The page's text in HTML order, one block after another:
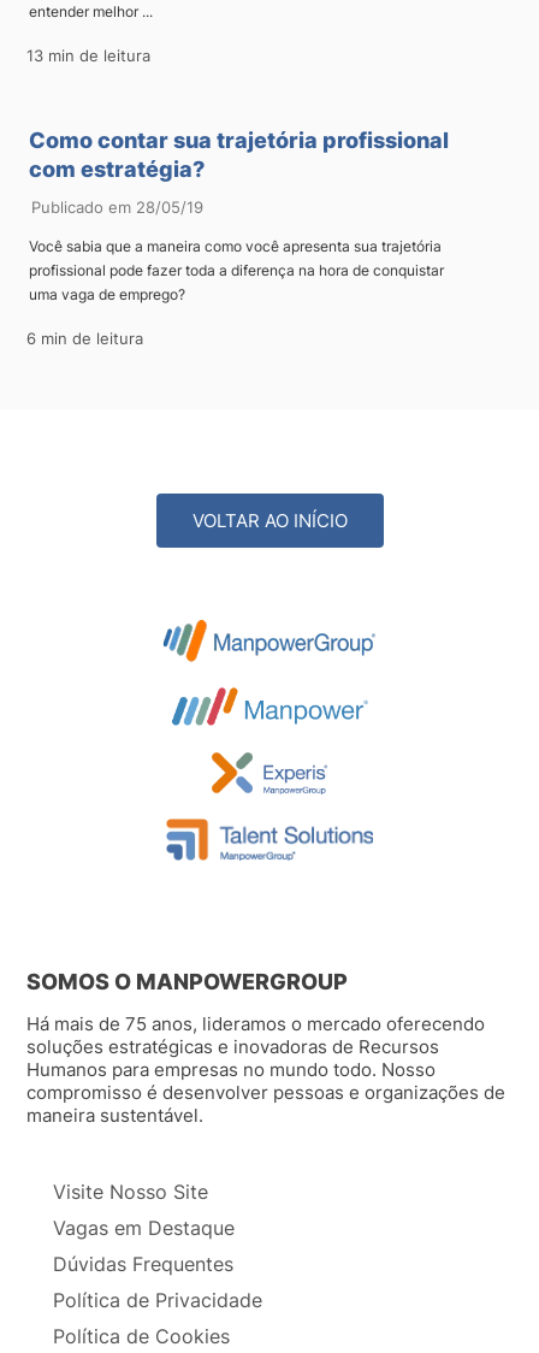
entender melhor ...
13 min de leitura
Como contar sua trajetória profissional
com estratégia?
Publicado em 28/05/19
Você sabia que a maneira como você apresenta sua trajetória
profissional pode fazer toda a diferença na hora de conquistar
uma vaga de emprego?
6 min de leitura
VOLTAR AO INÍCIO
SOMOS O MANPOWERGROUP
Há mais de 75 anos, lideramos o mercado oferecendo
soluções estratégicas e inovadoras de Recursos
Humanos para empresas no mundo todo. Nosso
compromisso é desenvolver pessoas e organizações de
maneira sustentável.
Visite Nosso Site
Vagas em Destaque
Dúvidas Frequentes
Política de Privacidade
Política de Cookies